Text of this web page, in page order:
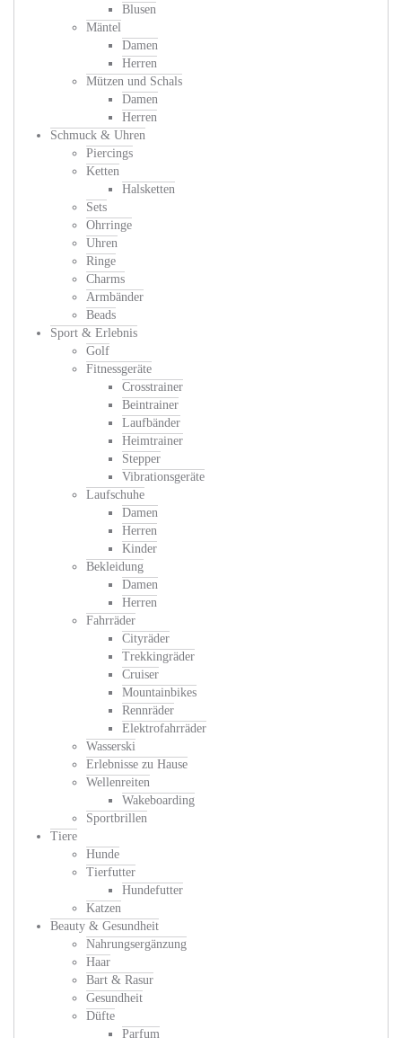
Blusen
Mäntel
Damen
Herren
Mützen und Schals
Damen
Herren
Schmuck & Uhren
Piercings
Ketten
Halsketten
Sets
Ohrringe
Uhren
Ringe
Charms
Armbänder
Beads
Sport & Erlebnis
Golf
Fitnessgeräte
Crosstrainer
Beintrainer
Laufbänder
Heimtrainer
Stepper
Vibrationsgeräte
Laufschuhe
Damen
Herren
Kinder
Bekleidung
Damen
Herren
Fahrräder
Cityräder
Trekkingräder
Cruiser
Mountainbikes
Rennräder
Elektrofahrräder
Wasserski
Erlebnisse zu Hause
Wellenreiten
Wakeboarding
Sportbrillen
Tiere
Hunde
Tierfutter
Hundefutter
Katzen
Beauty & Gesundheit
Nahrungsergänzung
Haar
Bart & Rasur
Gesundheit
Düfte
Parfum